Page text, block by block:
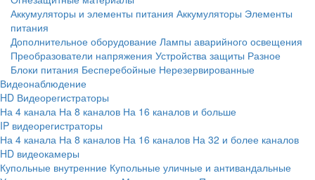
Аккумуляторы и элементы питания Аккумуляторы Элементы
питания
Дополнительное оборудование Лампы аварийного освещения
Преобразователи напряжения Устройства защиты Разное
Блоки питания Бесперебойные Нерезервированные
Видеонаблюдение
HD Видеорегистраторы
На 4 канала На 8 каналов На 16 каналов и больше
IP видеорегистраторы
На 4 канала На 8 каналов На 16 каналов На 32 и более каналов
HD видеокамеры
Купольные внутренние Купольные уличные и антивандальные